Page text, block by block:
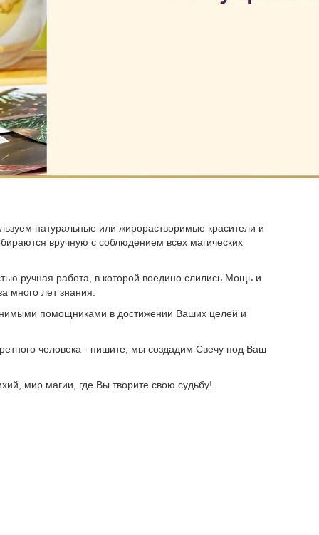
натуральные или жирорастворимые красители и
вручную с соблюдением всех магических
ручная работа, в которой воедино слились Мощь и
много лет знания.
помощниками в достижении Ваших целей и
человека - пишите, мы создадим Свечу под Ваш
мир магии, где Вы творите свою судьбу!